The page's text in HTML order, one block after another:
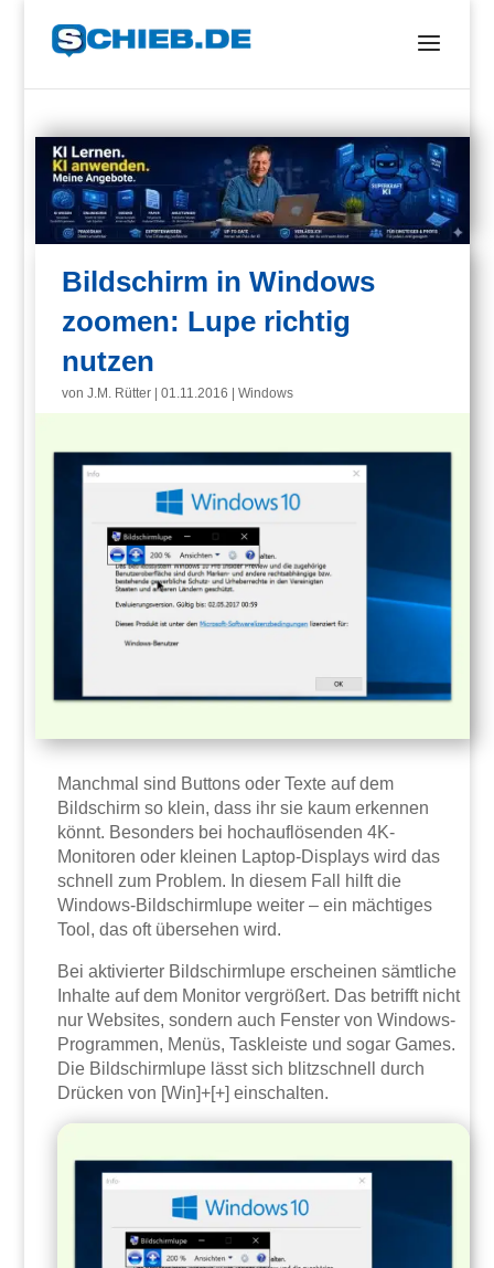
Bildschirm in Windows
zoomen: Lupe richtig
nutzen
vonJ.M. Rütter |01.11.2016 |Windows
Manchmal sind Buttons oder Texte auf dem
Bildschirm so klein, dass ihr sie kaum erkennen
könnt. Besonders bei hochauflösenden 4K-
Monitoren oder kleinen Laptop-Displays wird das
schnell zum Problem. In diesem Fall hilft die
Windows-Bildschirmlupe weiter – ein mächtiges
Tool, das oft übersehen wird.
Bei aktivierter Bildschirmlupe erscheinen sämtliche
Inhalte auf dem Monitor vergrößert. Das betrifft nicht
nur Websites, sondern auch Fenster von Windows-
Programmen, Menüs, Taskleiste und sogar Games.
Die Bildschirmlupe lässt sich blitzschnell durch
Drücken von [Win]+[+] einschalten.